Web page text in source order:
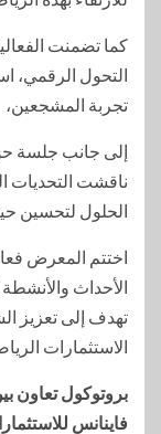
كما تضمنت
التحول الرقمي،
تجربة المشجعين،
إلى جانب جلسة
ناقشت التحديات
الحلول لتحسين
اختتم المعرض
الأحداث
تهدف إلى تعزيز
الاستثمارات
بروتوكول تعاون
فاينانس